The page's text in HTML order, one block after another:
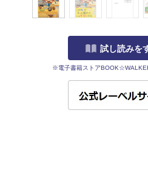
試し読みを
※電子書籍ストア